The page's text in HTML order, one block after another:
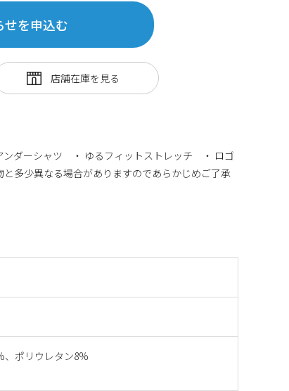
、ポリウレタン8%
せを申込む
ンダーシャツ ・ ゆるフィットストレッチ ・ ロゴ
多少異なる場合がありますのであらかじめご了承